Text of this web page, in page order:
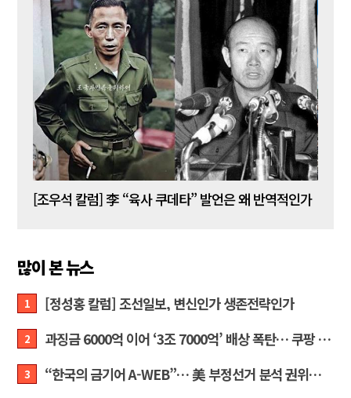
[조우석 칼럼] 李 “육사 쿠데타” 발언은 왜 반역적인가
많이 본 뉴스
1 [정성홍 칼럼] 조선일보, 변신인가 생존전략인가
2 과징금 6000억 이어 ‘3조 7000억’ 배상 폭탄… 쿠팡 때리기에 한미 통상 ‘초비상’
3 “한국의 금기어 A-WEB”… 美 부정선거 분석 권위자 프랭크 박사가 작심 비판한 한국 ‘선거 공작’의 실체